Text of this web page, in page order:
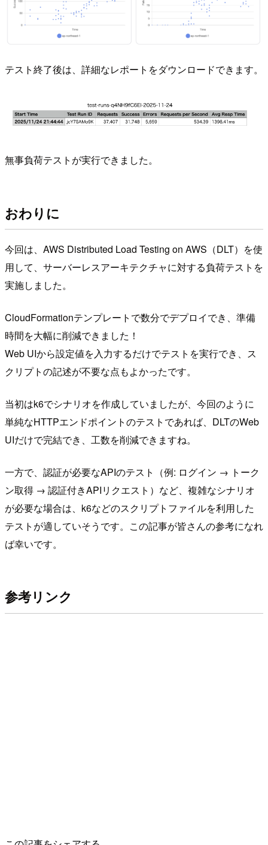
テスト終了後は、詳細なレポートをダウンロードできます。
無事負荷テストが実行できました。
おわりに
今回は、AWS Distributed Load Testing on AWS（DLT）を使
用して、サーバーレスアーキテクチャに対する負荷テストを
実施しました。
CloudFormationテンプレートで数分でデプロイでき、準備
時間を大幅に削減できました！
Web UIから設定値を入力するだけでテストを実行でき、ス
クリプトの記述が不要な点もよかったです。
当初はk6でシナリオを作成していましたが、今回のように
単純なHTTPエンドポイントのテストであれば、DLTのWeb
UIだけで完結でき、工数を削減できますね。
一方で、認証が必要なAPIのテスト（例: ログイン → トーク
ン取得 → 認証付きAPIリクエスト）など、複雑なシナリオ
が必要な場合は、k6などのスクリプトファイルを利用した
テストが適していそうです。この記事が皆さんの参考になれ
ば幸いです。
参考リンク